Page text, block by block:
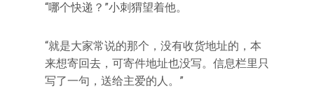
“哪个快递？”小刺猬望着他。
“就是大家常说的那个，没有收货地址的，本
来想寄回去，可寄件地址也没写。信息栏里只
写了一句，送给主爱的人。”